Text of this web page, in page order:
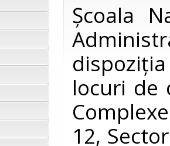
Școala
locuri de
12,